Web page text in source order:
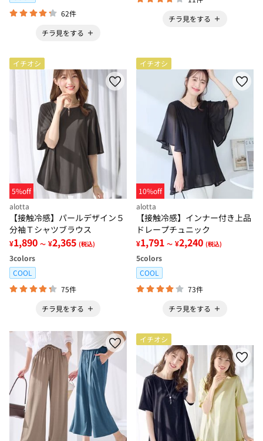
62件
チラ見をする
チラ見をする
イチオシ
5%off
alotta
【接触冷感】パールデザイン５
分袖Ｔシャツブラウス
¥1,890 ～ ¥2,365 (税込)
3colors
COOL
75件
チラ見をする
イチオシ
10%off
alotta
【接触冷感】インナー付き上品
ドレープチュニック
¥1,791 ～ ¥2,240 (税込)
5colors
COOL
73件
チラ見をする
イチオシ